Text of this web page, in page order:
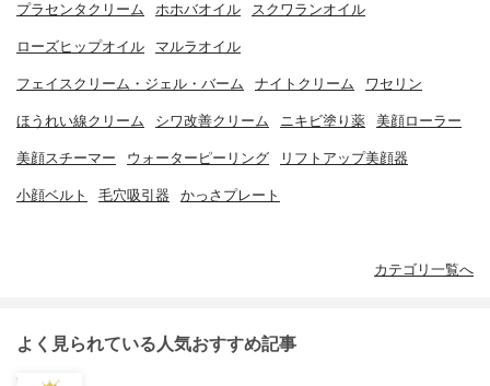
プラセンタクリーム ホホバオイル スクワランオイル
ローズヒップオイル マルラオイル
フェイスクリーム・ジェル・バーム ナイトクリーム ワセリン
ほうれい線クリーム シワ改善クリーム ニキビ塗り薬 美顔ローラー
美顔スチーマー ウォーターピーリング リフトアップ美顔器
小顔ベルト 毛穴吸引器 かっさプレート
カテゴリ一覧へ
よく見られている人気おすすめ記事